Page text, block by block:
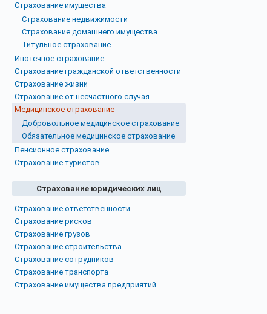
Страхование имущества
Страхование недвижимости
Страхование домашнего имущества
Титульное страхование
Ипотечное страхование
Страхование гражданской ответственности
Страхование жизни
Страхование от несчастного случая
Медицинское страхование
Добровольное медицинское страхование
Обязательное медицинское страхование
Пенсионное страхование
Страхование туристов
Страхование юридических лиц
Страхование ответственности
Страхование рисков
Страхование грузов
Страхование строительства
Страхование сотрудников
Страхование транспорта
Страхование имущества предприятий